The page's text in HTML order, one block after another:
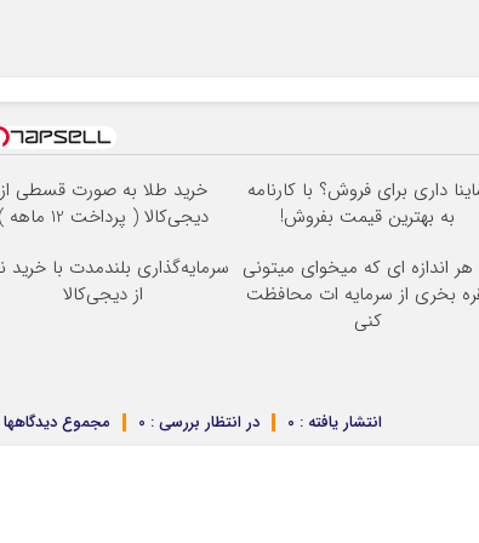
داری برای فروش؟ با کارنامه
به بهترین قیمت بفروش!
خرید طلا به صورت قسطی از
دیجی‌کالا ( پرداخت 12 ماهه )
هر اندازه ای که میخوای میتونی
بخری از سرمایه ات محافظت
کنی
سرمایه‌گذاری بلندمدت با خرید
از دیجی‌کالا
مجموع دیدگاهها در انتظار بررسی : 0 انتشار یافته : 0